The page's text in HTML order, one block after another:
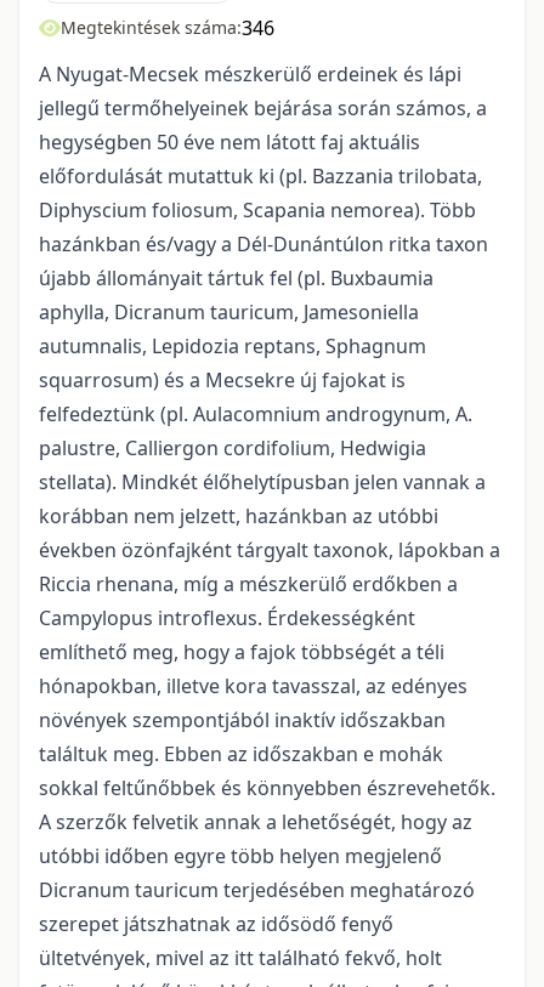
Megtekintések száma:346
A Nyugat-Mecsek mészkerülő erdeinek és lápi
jellegű termőhelyeinek bejárása során számos, a
hegységben 50 éve nem látott faj aktuális
előfordulását mutattuk ki (pl. Bazzania trilobata,
Diphyscium foliosum, Scapania nemorea). Több
hazánkban és/vagy a Dél-Dunántúlon ritka taxon
újabb állományait tártuk fel (pl. Buxbaumia
aphylla, Dicranum tauricum, Jamesoniella
autumnalis, Lepidozia reptans, Sphagnum
squarrosum) és a Mecsekre új fajokat is
felfedeztünk (pl. Aulacomnium androgynum, A.
palustre, Calliergon cordifolium, Hedwigia
stellata). Mindkét élőhelytípusban jelen vannak a
korábban nem jelzett, hazánkban az utóbbi
években özönfajként tárgyalt taxonok, lápokban a
Riccia rhenana, míg a mészkerülő erdőkben a
Campylopus introflexus. Érdekességként
említhető meg, hogy a fajok többségét a téli
hónapokban, illetve kora tavasszal, az edényes
növények szempontjából inaktív időszakban
találtuk meg. Ebben az időszakban e mohák
sokkal feltűnőbbek és könnyebben észrevehetők.
A szerzők felvetik annak a lehetőségét, hogy az
utóbbi időben egyre több helyen megjelenő
Dicranum tauricum terjedésében meghatározó
szerepet játszhatnak az idősödő fenyő
ültetvények, mivel az itt található fekvő, holt